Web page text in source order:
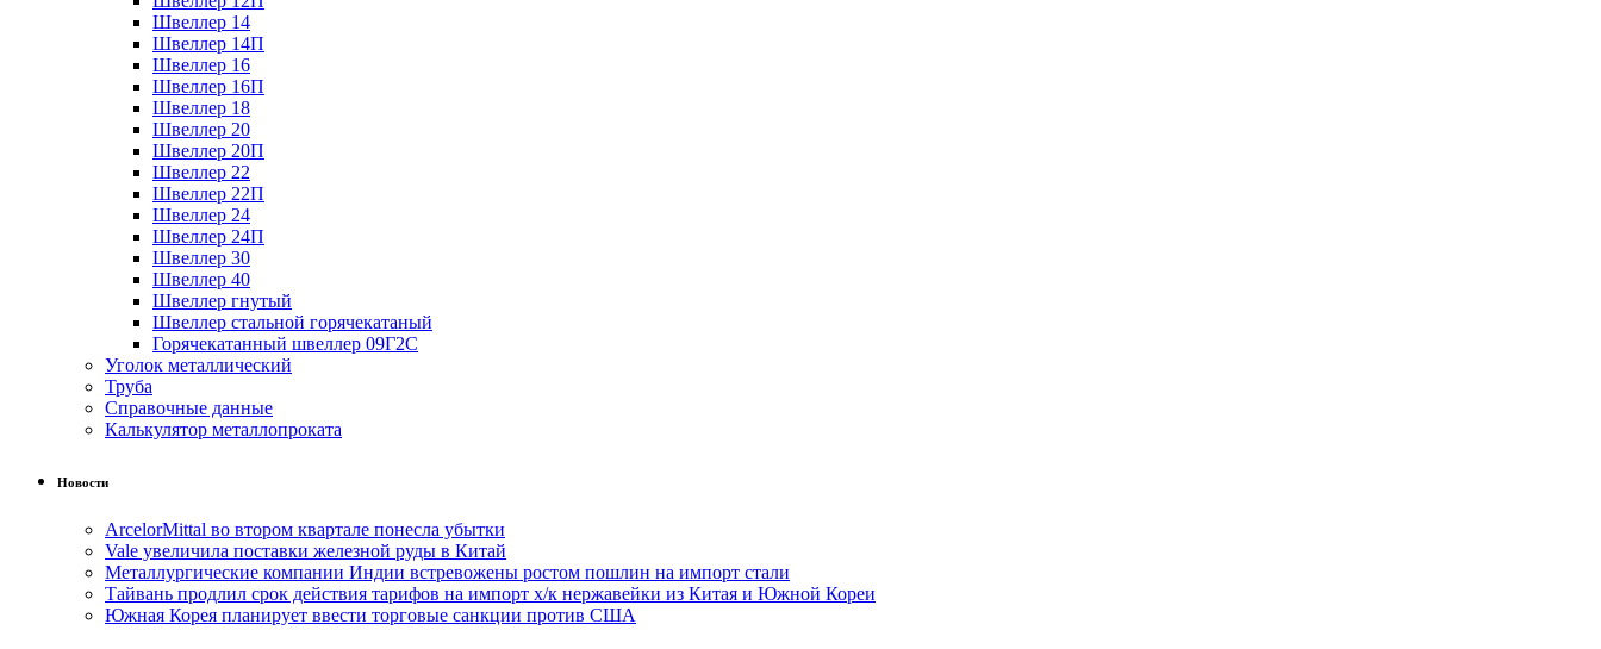
Швеллер 14
Швеллер 14П
Швеллер 16
Швеллер 16П
Швеллер 18
Швеллер 20
Швеллер 20П
Швеллер 22
Швеллер 22П
Швеллер 24
Швеллер 24П
Швеллер 30
Швеллер 40
Швеллер гнутый
Швеллер стальной горячекатаный
Горячекатанный швеллер 09Г2С
Уголок металлический
Труба
Справочные данные
Калькулятор металлопроката
Новости
ArcelorMittal во втором квартале понесла убытки
Vale увеличила поставки железной руды в Китай
Металлургические компании Индии встревожены ростом пошлин на импорт стали
Тайвань продлил срок действия тарифов на импорт х/к нержавейки из Китая и Южной Кореи
Южная Корея планирует ввести торговые санкции против США